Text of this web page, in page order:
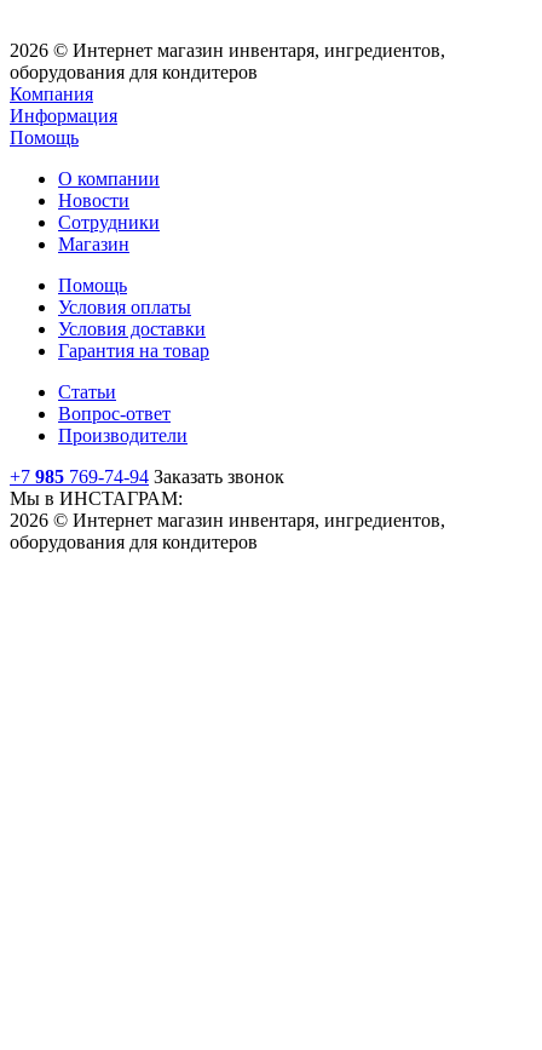
2026 © Интернет магазин инвентаря, ингредиентов,
оборудования для кондитеров
Компания
Информация
Помощь
О компании
Новости
Сотрудники
Магазин
Помощь
Условия оплаты
Условия доставки
Гарантия на товар
Статьи
Вопрос-ответ
Производители
+7 985 769-74-94 Заказать звонок
Мы в ИНСТАГРАМ:
2026 © Интернет магазин инвентаря, ингредиентов,
оборудования для кондитеров